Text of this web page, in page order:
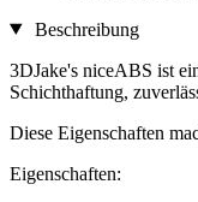
Beschreibung
3DJake's niceABS ist
Schichthaftung,
Diese Eigenschaften
Eigenschaften: